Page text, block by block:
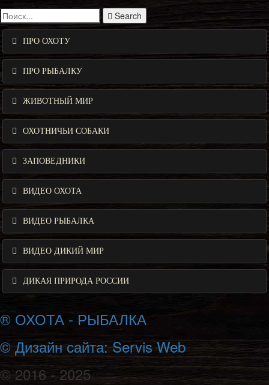
Search
ПРО ОХОТУ
ПРО РЫБАЛКУ
ЖИВОТНЫЙ МИР
ОХОТНИЧЬИ СОБАКИ
ЗАПОВЕДНИКИ
ВИДЕО ОХОТА
ВИДЕО РЫБАЛКА
ВИДЕО ДИКИЙ МИР
ДИКАЯ ПРИРОДА РОССИИ
® ОХОТА - РЫБАЛКА
© Дизайн сайта: Servis Web
© 2016 - 2025